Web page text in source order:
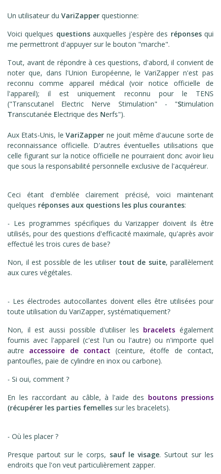
Un utilisateur du VariZapper questionne:
Voici quelques questions auxquelles j'espère des réponsesqui
me permettront d'appuyer sur le bouton "marche".
Tout, avant de répondre à ces questions, d'abord, il convient de
noter que, dans l'Union Européenne, le VariZapper n'est pas
reconnu comme appareil médical (voir notice officielle de
l'appareil); il est uniquement reconnu pour le TENS
("Transcutanel Electric Nerve Stimulation" - "Stimulation
Transcutanée Electrique des Nerfs").
Aux Etats-Unis, leVariZapper ne jouit même d'aucune sorte de
reconnaissance officielle. D'autres éventuelles utilisations que
celle figurant sur la notice officielle ne pourraient donc avoir lieu
que sous la responsabilité personnelle exclusive de l'acquéreur.
Ceci étant d'emblée clairement précisé, voici maintenant
quelques réponses aux questions les plus courantes:
- Les programmes spécifiques du Varizapper doivent ils être
utilisés, pour des questions d'efficacité maximale, qu'après avoir
effectué les trois cures de base?
Non, il est possible de les utiliser tout de suite, parallèlement
aux cures végétales.
- Les électrodes autocollantes doivent elles être utilisées pour
toute utilisation du VariZapper, systématiquement?
Non, il est aussi possible d'utiliser les bracelets également
fournis avec l'appareil (c'est l'un ou l'autre) ou n'importe quel
autre accessoire de contact (ceinture, étoffe de contact,
pantoufles, paie de cylindre en inox ou carbone).
- Si oui, comment ?
En les raccordant au câble, à l'aide des boutons pressions
(récupérer les parties femelles sur les bracelets).
- Où les placer ?
Presque partout sur le corps, sauf le visage. Surtout sur les
endroits que l'on veut particulièrement zapper.